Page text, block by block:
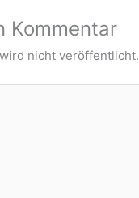
Kommentar
nicht veröffentlicht.